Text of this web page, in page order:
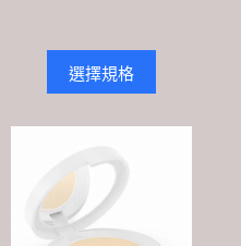
選擇規格
product
has
The
may
be
chosen